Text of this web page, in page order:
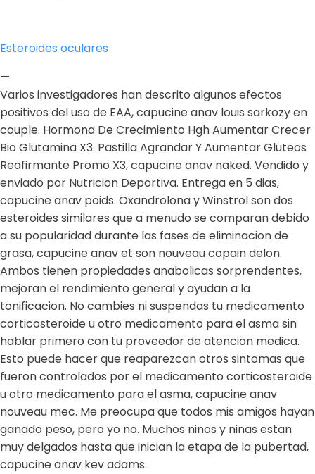
Esteroides oculares
—
Varios investigadores han descrito algunos efectos
positivos del uso de EAA, capucine anav louis sarkozy en
couple. Hormona De Crecimiento Hgh Aumentar Crecer
Bio Glutamina X3. Pastilla Agrandar Y Aumentar Gluteos
Reafirmante Promo X3, capucine anav naked. Vendido y
enviado por Nutricion Deportiva. Entrega en 5 dias,
capucine anav poids. Oxandrolona y Winstrol son dos
esteroides similares que a menudo se comparan debido
a su popularidad durante las fases de eliminacion de
grasa, capucine anav et son nouveau copain delon.
Ambos tienen propiedades anabolicas sorprendentes,
mejoran el rendimiento general y ayudan a la
tonificacion. No cambies ni suspendas tu medicamento
corticosteroide u otro medicamento para el asma sin
hablar primero con tu proveedor de atencion medica.
Esto puede hacer que reaparezcan otros sintomas que
fueron controlados por el medicamento corticosteroide
u otro medicamento para el asma, capucine anav
nouveau mec. Me preocupa que todos mis amigos hayan
ganado peso, pero yo no. Muchos ninos y ninas estan
muy delgados hasta que inician la etapa de la pubertad,
capucine anav kev adams..